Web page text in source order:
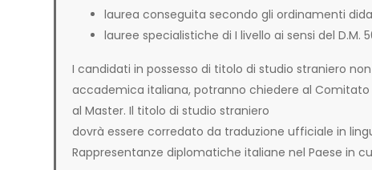
laurea conseguita secondo gli ordinamenti
lauree specialistiche di I livello ai sensi del
I candidati in possesso di titolo di studio straniero
accademica italiana, potranno chiedere al
al Master. Il titolo di studio straniero
dovrà essere corredato da traduzione ufficiale in
Rappresentanze diplomatiche italiane nel Paese in